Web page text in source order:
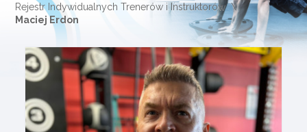
Rejestr Indywidualnych Trenerów i Instruktorów
Maciej Erdon